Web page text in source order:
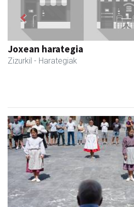
Joxean harategia
Zizurkil - Harategiak
Previous